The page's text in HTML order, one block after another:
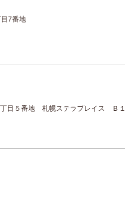
7番地
丁目５番地 札幌ステラプレイス Ｂ１